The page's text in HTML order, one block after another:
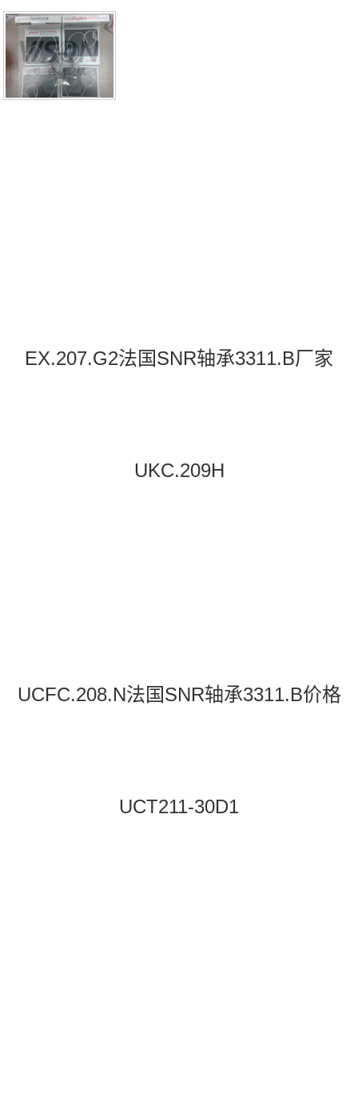
11.B，DSB22447H12 RK6-22N1Z，P2BE208-SRB-CRE热
销品牌推荐：22308.EMW33C3CH.71
EX.207.G2法国SNR轴承3311.B厂家
UKC.209H
UCFC.208.N法国SNR轴承3311.B价格
UCT211-30D1